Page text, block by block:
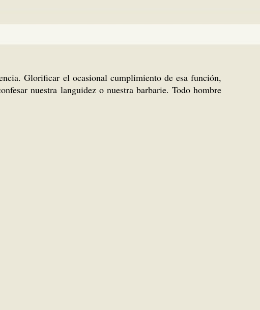
Glorificar el ocasional cumplimiento de esa función,
nuestra languidez o nuestra barbarie. Todo hombre